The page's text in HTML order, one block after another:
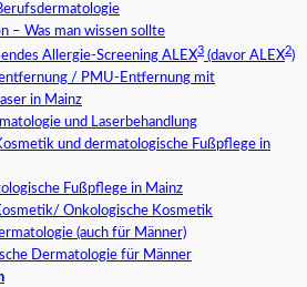
– Was man wissen sollte
Allergie-Screening ALEX3 (davor ALEX2)
/ PMU-Entfernung mit
in Mainz
und Laserbehandlung
und dermatologische Fußpflege in
Fußpflege in Mainz
Onkologische Kosmetik
(auch für Männer)
Dermatologie für Männer